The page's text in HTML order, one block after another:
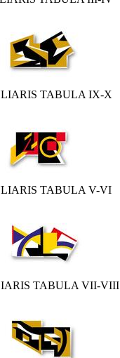
TABULA IX-X
TABULA V-VI
TABULA VII-VIII